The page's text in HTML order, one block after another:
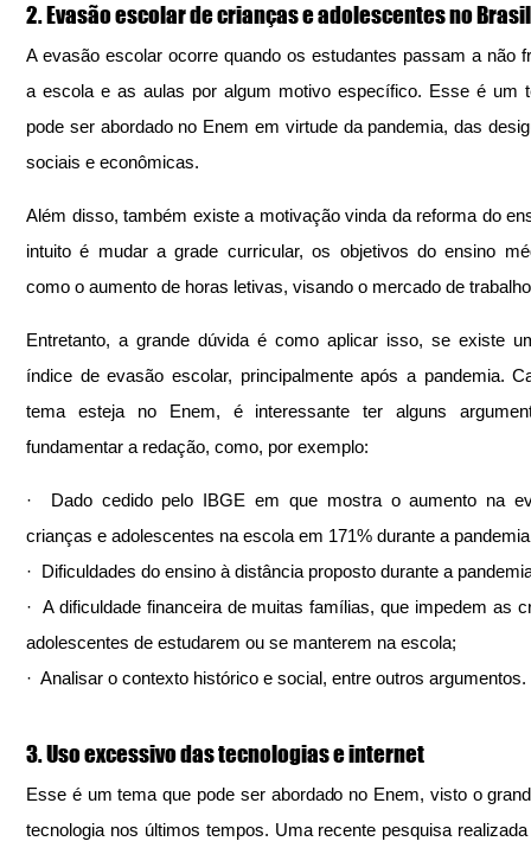
2. Evasão escolar de crianças e adolescentes no Brasil
A evasão escolar ocorre quando os estudantes passam a não
a escola e as aulas por algum motivo específico. Esse é um
pode ser abordado no Enem em virtude da pandemia, das
sociais e econômicas.
Além disso, também existe a motivação vinda da reforma do
intuito é mudar a grade curricular, os objetivos do ensino
como o aumento de horas letivas, visando o mercado de
Entretanto, a grande dúvida é como aplicar isso, se existe
índice de evasão escolar, principalmente após a pandemia.
tema esteja no Enem, é interessante ter alguns
fundamentar a redação, como, por exemplo:
·  Dado cedido pelo IBGE em que mostra o aumento na
crianças e adolescentes na escola em 171% durante a
·  Dificuldades do ensino à distância proposto durante a
·  A dificuldade financeira de muitas famílias, que impedem as
adolescentes de estudarem ou se manterem na escola;
·  Analisar o contexto histórico e social, entre outros argumentos.
3. Uso excessivo das tecnologias e internet
Esse é um tema que pode ser abordado no Enem, visto o
tecnologia nos últimos tempos. Uma recente pesquisa